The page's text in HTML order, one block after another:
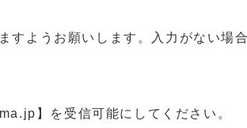
すようお願いします。入力がない場
】を受信可能にしてください。